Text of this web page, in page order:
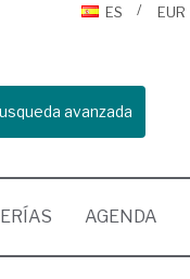
ES
EUR
avanzada
AGENDA